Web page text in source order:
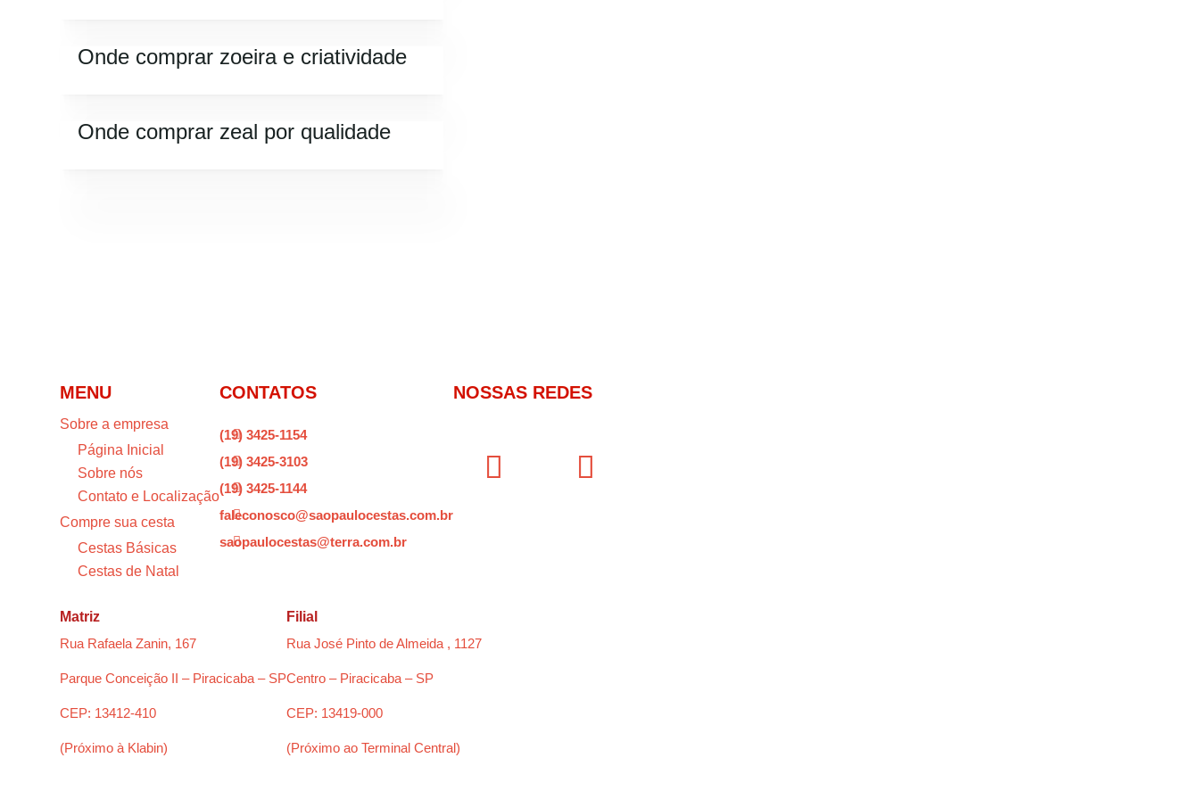
Onde comprar zoeira e criatividade
Onde comprar zeal por qualidade
MENU
Sobre a empresa
Página Inicial
Sobre nós
Contato e Localização
Compre sua cesta
Cestas Básicas
Cestas de Natal
CONTATOS

(19) 3425-1154

(19) 3425-3103

(19) 3425-1144

faleconosco@saopaulocestas.com.br

saopaulocestas@terra.com.br
NOSSAS REDES
Matriz
Rua Rafaela Zanin, 167
Parque Conceição II – Piracicaba – SP
CEP: 13412-410
(Próximo à Klabin)
Filial
Rua José Pinto de Almeida , 1127
Centro – Piracicaba – SP
CEP: 13419-000
(Próximo ao Terminal Central)